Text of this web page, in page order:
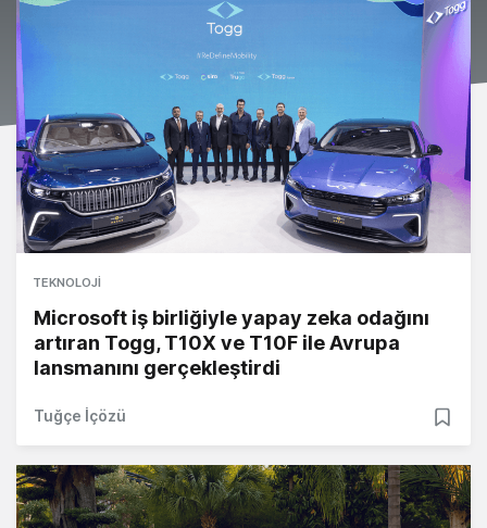
TEKNOLOJI
Microsoft iş birliğiyle yapay zeka odağını
artıran Togg, T10X ve T10F ile Avrupa
lansmanını gerçekleştirdi
Tuğçe İçözü